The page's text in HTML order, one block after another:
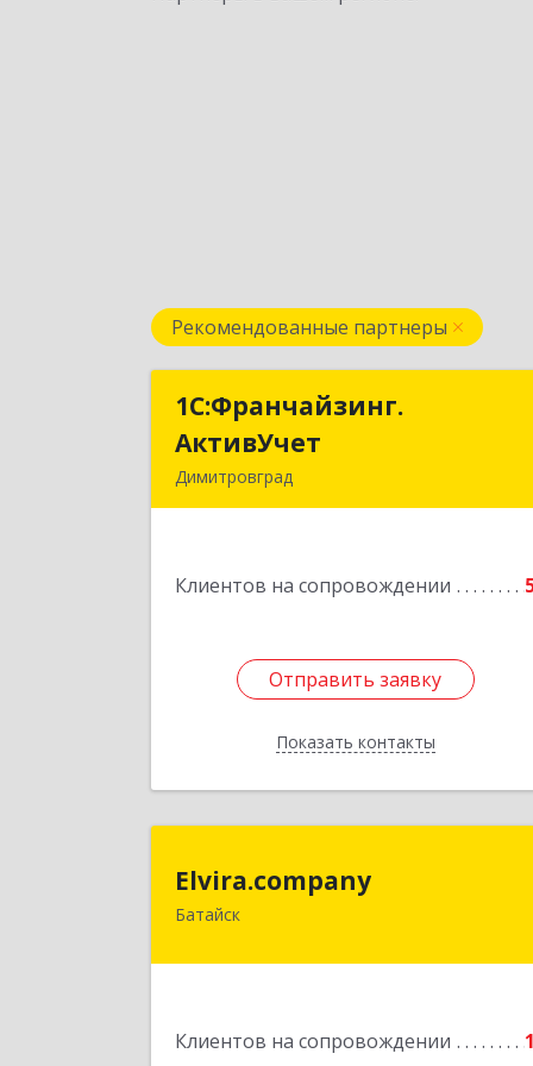
Рекомендованные партнеры
1С:Франчайзинг.
АктивУчет
Димитровград
Клиентов на сопровождении
Отправить заявку
Показать контакты
1С:Франчайзинг.
Отправить заявку
Назад
Elvira.company
Батайск
Клиентов на сопровождении 1